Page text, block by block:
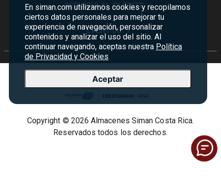
En siman.com utilizamos cookies y recopilamos
ciertos datos personales para mejorar tu
experiencia de navegación, personalizar
contenidos y analizar el uso del sitio. Al
continuar navegando, aceptas nuestra Política
de Privacidad y Cookies
Aceptar
Historia
Sucursales
Servicios
Empleos Siman
Monedero
Certificados de Regalo
Siman PRO
Credisiman
SERVICIO AL CLIENTE +
Preguntas Frecuentes
Política de devoluciones y garantías
Contáctenos
Seguridad del sitio
Política de Privacidad
Términos y condiciones
EVENTOS +
Rebajas
Madres
Copyright © 2026 Almacenes Siman Costa Rica.
Reservados todos los derechos.